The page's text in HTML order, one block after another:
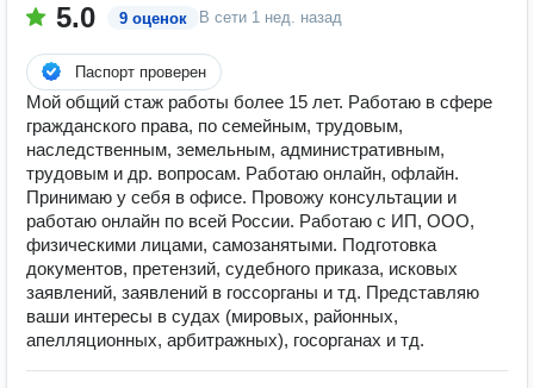
5.0 9 оценок В сети 1 нед. назад
Паспорт проверен
Мой общий стаж работы более 15 лет. Работаю в сфере
гражданского права, по семейным, трудовым,
наследственным, земельным, административным,
трудовым и др. вопросам. Работаю онлайн, офлайн.
Принимаю у себя в офисе. Провожу консультации и
работаю онлайн по всей России. Работаю с ИП, ООО,
физическими лицами, самозанятыми. Подготовка
документов, претензий, судебного приказа, исковых
заявлений, заявлений в госсорганы и тд. Представляю
ваши интересы в судах (мировых, районных,
апелляционных, арбитражных), госорганах и тд.